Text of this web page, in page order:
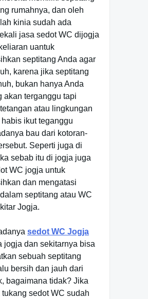
rumahnya, dan oleh
kinia sudah ada
jasa sedot WC dijogja
uantuk
septitang Anda agar
karena jika septitang
bukan hanya Anda
akan terganggu tapi
atau lingkungan
ikut teganggu
bau dari kotoran-
Seperti juga di
sebab itu di jogja juga
WC jogja untuk
dan mengatasi
septitang atau WC
Jogja.
sedot WC Jogja
jogja dan sekitarnya bisa
sebuah septitang
bersih dan jauh dari
bagaimana tidak? Jika
sedot WC sudah